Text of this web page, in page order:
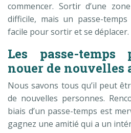
commencer. Sortir d’une
difficile, mais un passe-
facile pour sortir et se déplacer.
Les passe-temps
nouer de nouvelles
Nous savons tous qu’il peut
de nouvelles personnes.
biais d’un passe-temps est
gagnez une amitié qui a un